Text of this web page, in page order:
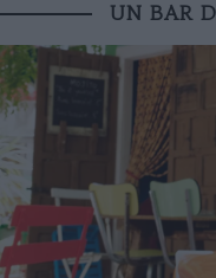
UN BAR